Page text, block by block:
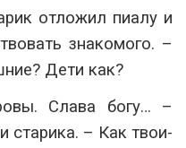
отложил пиалу и
знакомого. –
Дети как?
Слава богу… –
старика. – Как твои-